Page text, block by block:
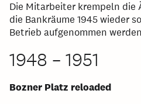
Die Mitarbeiter krempeln die
die Bankräume 1945 wieder
Betrieb aufgenommen
1948 – 1951
Bozner Platz reloaded